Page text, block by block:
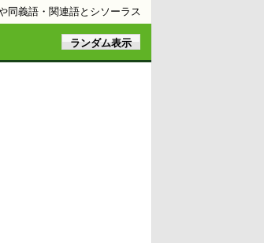
同義語・関連語とシソーラス